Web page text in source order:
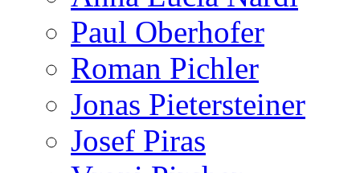
Paul Oberhofer
Roman Pichler
Jonas Pietersteiner
Josef Piras